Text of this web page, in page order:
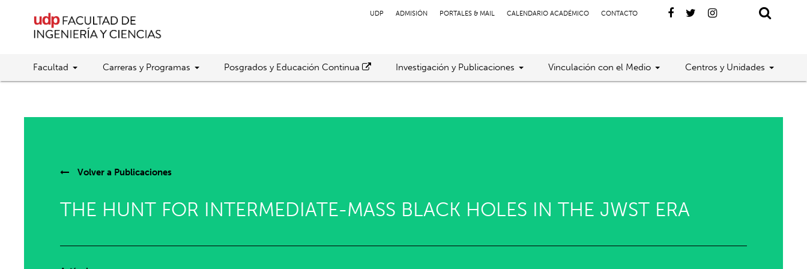
UDP ADMISIÓN PORTALES & MAIL CALENDARIO ACADÉMICO CONTACTO
Facultad Carreras y Programas Posgrados y Educación Continua Investigación y Publicaciones Vinculación con el Medio Centros y Unidades
Volver a Publicaciones
THE HUNT FOR INTERMEDIATE-MASS BLACK HOLES IN THE JWST ERA